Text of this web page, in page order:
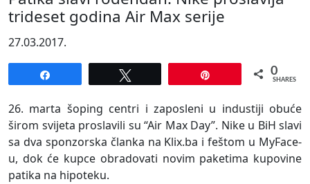
trideset godina Air Max serije
27.03.2017.
0
SHARES
26. marta šoping centri i zaposleni u industiji obuće
širom svijeta proslavili su “Air Max Day”. Nike u BiH slavi
sa dva sponzorska članka na Klix.ba i feštom u MyFace-
u, dok će kupce obradovati novim paketima kupovine
patika na hipoteku.